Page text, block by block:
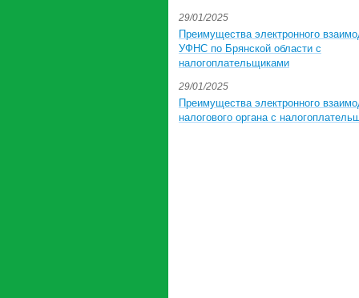
29/01/2025
Преимущества электронного
УФНС по Брянской области с
налогоплательщиками
29/01/2025
Преимущества электронного
налогового органа с